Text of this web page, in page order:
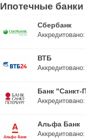
Ипотечные банки
Сбербанк
ВТБ
Банк "Санкт-
Альфа Банк